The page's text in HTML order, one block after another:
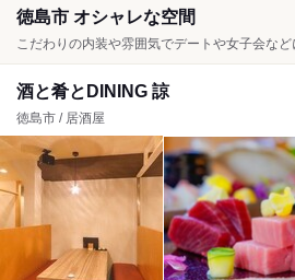
徳島市 オシャレな空間
こだわりの内装や雰囲気でデートや女子会な
酒と肴とDINING 諒
徳島市 / 居酒屋